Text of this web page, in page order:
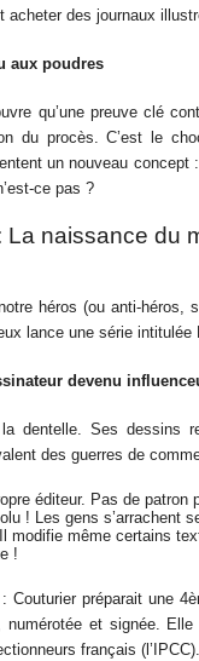
acheter des journaux
aux poudres
qu’une preuve clé
du procès. C’est le
un nouveau concept
ce pas ?
La naissance du
héros (ou anti-
lance une série intitulée
devenu
dentelle. Ses dessins
des guerres de
éditeur. Pas de patron
! Les gens s’arrachent
modifie même certains
!
: Couturier préparait une
numérotée et signée.
français